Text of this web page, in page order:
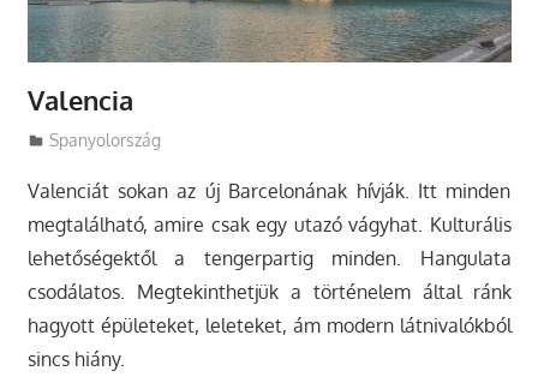
Valencia
Utazasok.org
Spanyolország
Valenciát sokan az új Barcelonának hívják. Itt minden
megtalálható, amire csak egy utazó vágyhat. Kulturális
lehetőségektől a tengerpartig minden. Hangulata
csodálatos. Megtekinthetjük a történelem által ránk
hagyott épületeket, leleteket, ám modern látnivalókból
sincs hiány.